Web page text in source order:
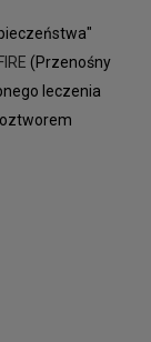
(Przenośny
leczenia